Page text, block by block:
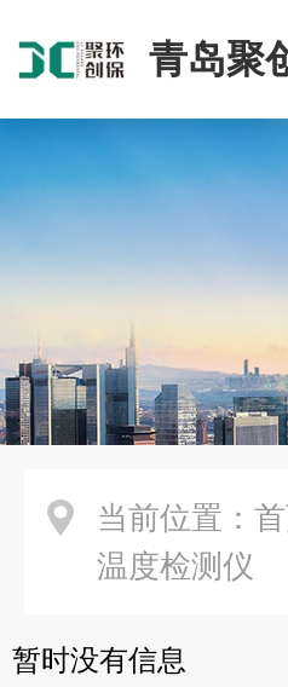
青岛聚
当前位置：
温度检测仪
暂时没有信息